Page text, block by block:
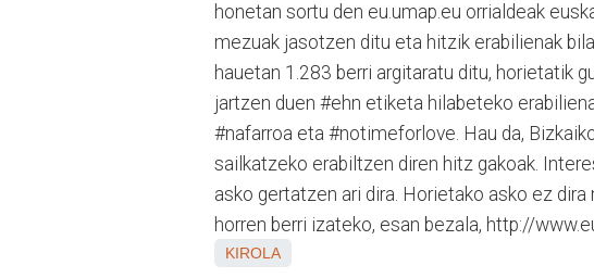
honetan sortu den eu.umap.eu orrialdeak
mezuak jasotzen ditu eta hitzik erabilienak
hauetan 1.283 berri argitaratu ditu, horietatik
jartzen duen #ehn etiketa hilabeteko
#nafarroa eta #notimeforlove. Hau da,
sailkatzeko erabiltzen diren hitz gakoak.
asko gertatzen ari dira. Horietako asko ez
horren berri izateko, esan bezala, http://
KIROLA